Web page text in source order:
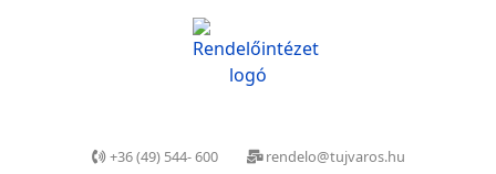
+36 (49) 544- 600 rendelo@tujvaros.hu